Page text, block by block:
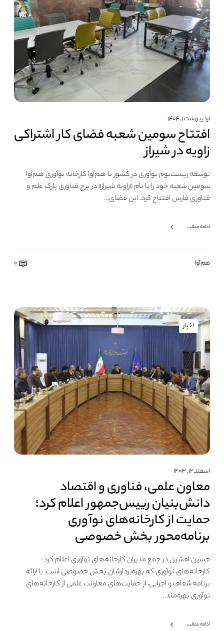
اردیبهشت ۱, ۱۴۰۴
افتتاح سومین شعبه فضای کار اشتراکی
زاویه در شیراز
توسعه زیست‌بوم نوآوری در کشور با هم‌آوا کارخانه نوآوری هم‌آوا
سومین شعبه خود را با نام «زاویه شیراز» در برج فناوری پارک علم و
فناوری فارس افتتاح کرد. این فضای…
ادامه مطلب
هم‌آوا 0
اخبار
اسفند ۱۲, ۱۴۰۳
معاون علمی، فناوری و اقتصاد
دانش‌بنیان رییس‌جمهور اعلام کرد؛
حمایت از کارخانه‌های نوآوری
برنامه‌محور بخش خصوصی
حسین افشین در جمع مدیران کارخانه‌های نوآوری اعلام کرد:
کارخانه‌های نوآوری که بهره‌بردارشان بخش خصوصی است، با ارائه
برنامه شفاف و اجرایی، از حمایت‌های معاونت علمی از کارخانه‌های
نوآوری بهره‌مند…
ادامه مطلب